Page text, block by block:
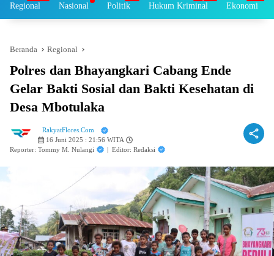
Regional Nasional Politik Hukum Kriminal Ekonomi
Beranda Regional
Polres dan Bhayangkari Cabang Ende
Gelar Bakti Sosial dan Bakti Kesehatan di
Desa Mbotulaka
RakyatFlores.Com
16 Juni 2025 : 21:56 WITA
Reporter: Tommy M. Nulangi
| Editor: Redaksi